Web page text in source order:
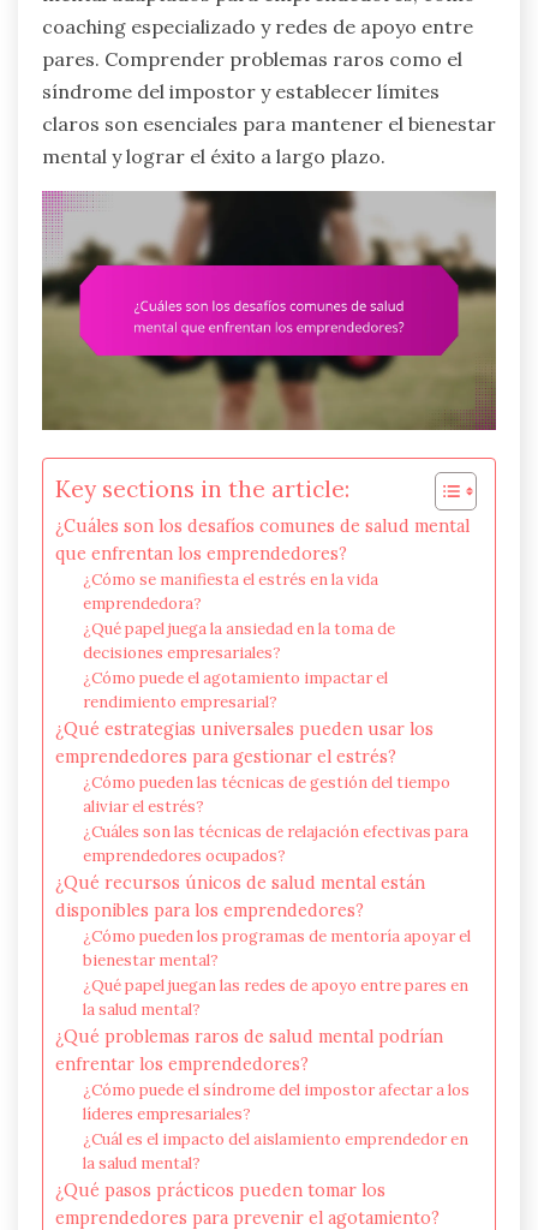
coaching especializado y redes de apoyo entre
pares. Comprender problemas raros como el
síndrome del impostor y establecer límites
claros son esenciales para mantener el bienestar
mental y lograr el éxito a largo plazo.
Key sections in the article:
¿Cuáles son los desafíos comunes de salud mental
que enfrentan los emprendedores?
¿Cómo se manifiesta el estrés en la vida
emprendedora?
¿Qué papel juega la ansiedad en la toma de
decisiones empresariales?
¿Cómo puede el agotamiento impactar el
rendimiento empresarial?
¿Qué estrategias universales pueden usar los
emprendedores para gestionar el estrés?
¿Cómo pueden las técnicas de gestión del tiempo
aliviar el estrés?
¿Cuáles son las técnicas de relajación efectivas para
emprendedores ocupados?
¿Qué recursos únicos de salud mental están
disponibles para los emprendedores?
¿Cómo pueden los programas de mentoría apoyar el
bienestar mental?
¿Qué papel juegan las redes de apoyo entre pares en
la salud mental?
¿Qué problemas raros de salud mental podrían
enfrentar los emprendedores?
¿Cómo puede el síndrome del impostor afectar a los
líderes empresariales?
¿Cuál es el impacto del aislamiento emprendedor en
la salud mental?
¿Qué pasos prácticos pueden tomar los
emprendedores para prevenir el agotamiento?